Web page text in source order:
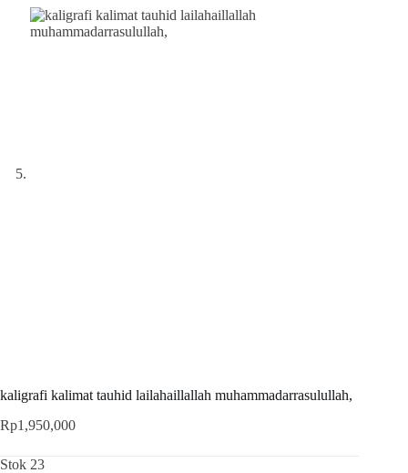
kaligrafi kalimat tauhid lailahaillallah muhammadarrasulullah,
Rp1,950,000
Stok 23